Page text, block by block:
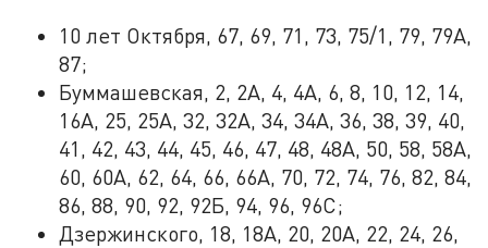
10 лет Октября, 67, 69, 71, 73, 75/1, 79, 79А,
87;
Буммашевская, 2, 2А, 4, 4А, 6, 8, 10, 12, 14,
16А, 25, 25А, 32, 32А, 34, 34А, 36, 38, 39, 40,
41, 42, 43, 44, 45, 46, 47, 48, 48А, 50, 58, 58А,
60, 60А, 62, 64, 66, 66А, 70, 72, 74, 76, 82, 84,
86, 88, 90, 92, 92Б, 94, 96, 96С;
Дзержинского, 18, 18А, 20, 20А, 22, 24, 26,